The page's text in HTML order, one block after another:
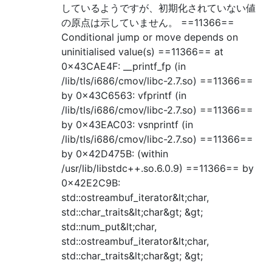
しているようですが、初期化されていない値
の原点は示していません。 ==11366==
Conditional jump or move depends on
uninitialised value(s) ==11366== at
0x43CAE4F: __printf_fp (in
/lib/tls/i686/cmov/libc-2.7.so) ==11366==
by 0x43C6563: vfprintf (in
/lib/tls/i686/cmov/libc-2.7.so) ==11366==
by 0x43EAC03: vsnprintf (in
/lib/tls/i686/cmov/libc-2.7.so) ==11366==
by 0x42D475B: (within
/usr/lib/libstdc++.so.6.0.9) ==11366== by
0x42E2C9B:
std::ostreambuf_iterator&lt;char,
std::char_traits&lt;char&gt; &gt;
std::num_put&lt;char,
std::ostreambuf_iterator&lt;char,
std::char_traits&lt;char&gt; &gt;